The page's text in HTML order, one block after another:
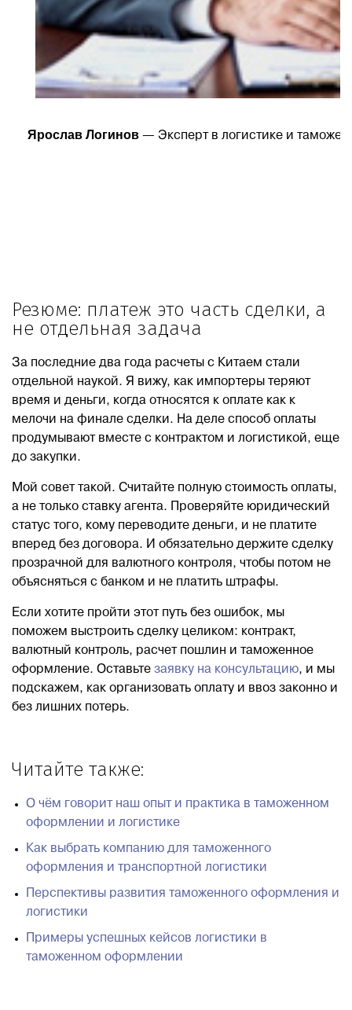
Ярослав Логинов — Эксперт в логистике и
Резюме: платеж это часть сделки, а
не отдельная задача
За последние два года расчеты с Китаем стали
отдельной наукой. Я вижу, как импортеры теряют
время и деньги, когда относятся к оплате как к
мелочи на финале сделки. На деле способ оплаты
продумывают вместе с контрактом и логистикой, еще
до закупки.
Мой совет такой. Считайте полную стоимость оплаты,
а не только ставку агента. Проверяйте юридический
статус того, кому переводите деньги, и не платите
вперед без договора. И обязательно держите сделку
прозрачной для валютного контроля, чтобы потом не
объясняться с банком и не платить штрафы.
Если хотите пройти этот путь без ошибок, мы
поможем выстроить сделку целиком: контракт,
валютный контроль, расчет пошлин и таможенное
оформление. Оставьте заявку на консультацию, и мы
подскажем, как организовать оплату и ввоз законно и
без лишних потерь.
Читайте также:
О чём говорит наш опыт и практика в таможенном
оформлении и логистике
Как выбрать компанию для таможенного
оформления и транспортной логистики
Перспективы развития таможенного оформления и
логистики
Примеры успешных кейсов логистики в
таможенном оформлении